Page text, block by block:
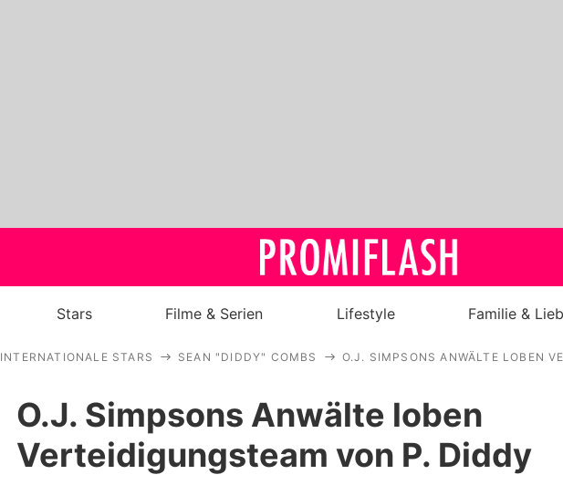
Royals
Stars
Filme & Serien
Stars Filme & Serien Lifestyle Familie &
INTERNATIONALE STARS SEAN "DIDDY" COMBS O.J. SIMPSONS ANWÄLTE LOBEN
O.J. Simpsons Anwälte loben
Verteidigungsteam von P. Diddy